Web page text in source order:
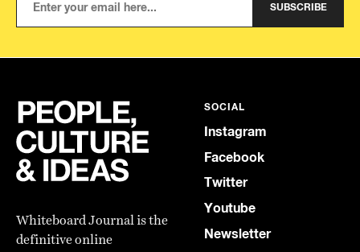
SUBSCRIBE
Whiteboard Journal is the
definitive online
SOCIAL
Instagram
Facebook
Twitter
Youtube
Newsletter